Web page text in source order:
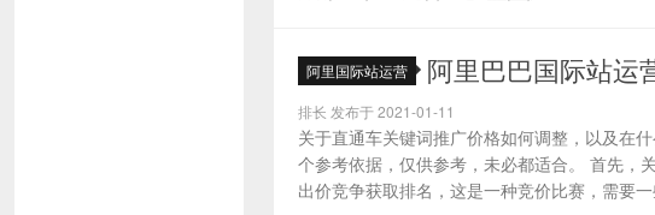
阿里国际站运营 阿里巴巴国际站运
排长 发布于 2021-01-11
关于直通车关键词推广价格如何调整，以及在
个参考依据，仅供参考，未必都适合。 首先，
出价竞争获取排名，这是一种竞价比赛，需要